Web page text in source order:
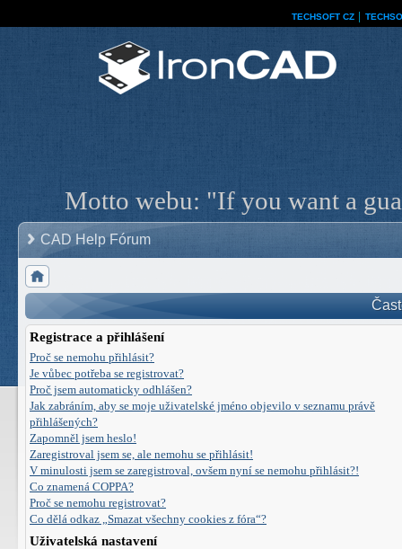
TECHSOFT CZ
Motto webu: "If you want a
CAD Help Fórum
Registrace a přihlášení
Proč se nemohu přihlásit?
Je vůbec potřeba se registrovat?
Proč jsem automaticky odhlášen?
Jak zabráním, aby se moje uživatelské jméno objevilo v seznamu právě
přihlášených?
Zapomněl jsem heslo!
Zaregistroval jsem se, ale nemohu se přihlásit!
V minulosti jsem se zaregistroval, ovšem nyní se nemohu přihlásit?!
Co znamená COPPA?
Proč se nemohu registrovat?
Co dělá odkaz „Smazat všechny cookies z fóra“?
Uživatelská nastavení